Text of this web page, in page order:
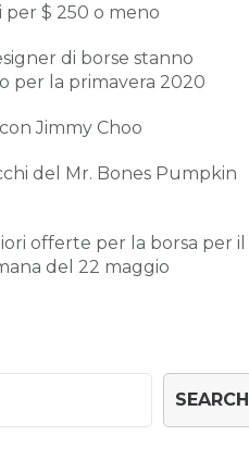
per $ 250 o meno
di borse stanno
per la primavera 2020
Jimmy Choo
del Mr. Bones Pumpkin
offerte per la borsa per il
del 22 maggio
SEARCH